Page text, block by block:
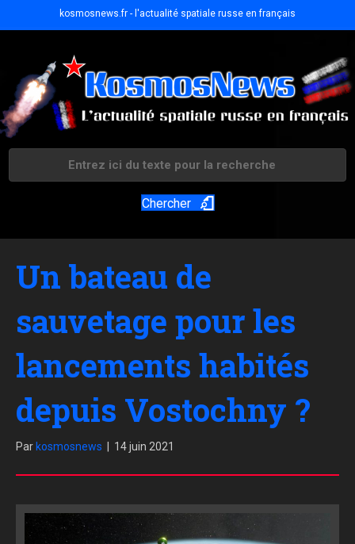
kosmosnews.fr - l'actualité spatiale russe en français
Chercher
Un bateau de
sauvetage pour les
lancements habités
depuis Vostochny ?
Par kosmosnews 14 juin 2021